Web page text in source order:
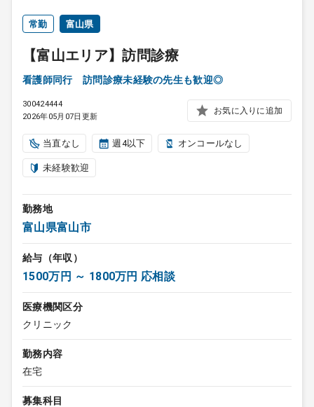
常勤 富山県
【富山エリア】訪問診療
看護師同行 訪問診療未経験の先生も歓迎◎
300424444
2026年05月07日更新
お気に入りに追加
当直なし 週4以下 オンコールなし
未経験歓迎
勤務地
富山県富山市
給与（年収）
1500万円 ～ 1800万円 応相談
医療機関区分
クリニック
勤務内容
在宅
募集科目